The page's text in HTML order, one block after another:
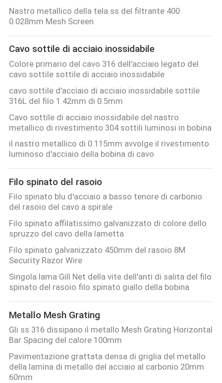
PRIVACY
POLICY
Nastro metallico della tela ss del filtrante 400
0.028mm Mesh Screen
Cavo sottile di acciaio inossidabile
Colore primario del cavo 316 dell'acciaio legato del
cavo sottile sottile di acciaio inossidabile
cavo sottile d'acciaio di acciaio inossidabile sottile
316L del filo 1.42mm di 0.5mm
Cavo sottile di acciaio inossidabile del nastro
metallico di rivestimento 304 sottili luminosi in bobina
il nastro metallico di 0.115mm avvolge il rivestimento
luminoso d'acciaio della bobina di cavo
Filo spinato del rasoio
Filo spinato blu d'acciaio a basso tenore di carbonio
del rasoio del cavo a spirale
Filo spinato affilatissimo galvanizzato di colore dello
spruzzo del cavo della lametta
Filo spinato galvanizzato 450mm del rasoio 8M
Security Razor Wire
Singola lama Gill Net della vite dell'anti di salita del filo
spinato del rasoio filo spinato giallo della bobina
Metallo Mesh Grating
Gli ss 316 dissipano il metallo Mesh Grating Horizontal
Bar Spacing del calore 100mm
Pavimentazione grattata densa di griglia del metallo
della lamina di metallo del acciaio al carbonio 20mm
60mm